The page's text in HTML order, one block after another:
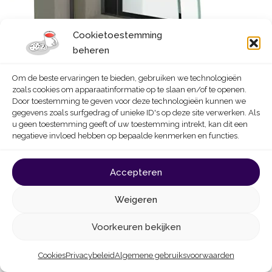
Cookietoestemming
beheren
Om de beste ervaringen te bieden, gebruiken we technologieën
zoals cookies om apparaatinformatie op te slaan en/of te openen.
Door toestemming te geven voor deze technologieën kunnen we
gegevens zoals surfgedrag of unieke ID's op deze site verwerken. Als
u geen toestemming geeft of uw toestemming intrekt, kan dit een
negatieve invloed hebben op bepaalde kenmerken en functies.
Accepteren
Weigeren
Voorkeuren bekijken
CookiesPrivacybeleidAlgemene gebruiksvoorwaarden